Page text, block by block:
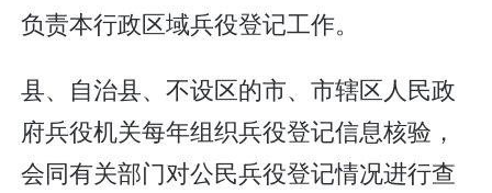
负责本行政区域兵役登记工作。
县、自治县、不设区的市、市辖区人民政
府兵役机关每年组织兵役登记信息核验，
会同有关部门对公民兵役登记情况进行查